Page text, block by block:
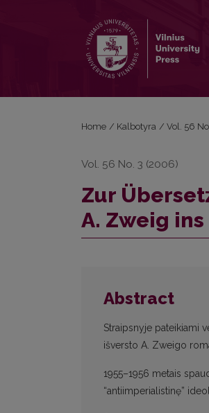
Home / Kalbotyra / Vol. 56
Vol. 56 No. 3 (2006)
Zur
A. Zweig
Abstract
Straipsnyje pateikiami
išversto A. Zweigo
1955–1956 metais
“antiimperialistinę”